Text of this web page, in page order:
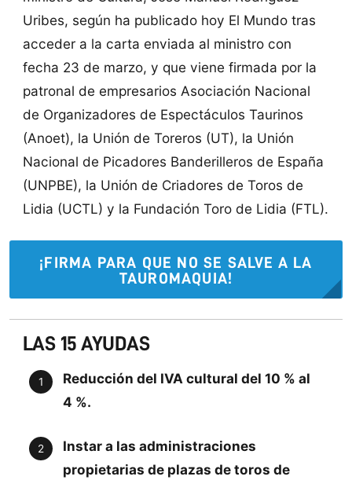
Uribes, según ha publicado hoy El Mundo tras
acceder a la carta enviada al ministro con
fecha 23 de marzo, y que viene firmada por la
patronal de empresarios Asociación Nacional
de Organizadores de Espectáculos Taurinos
(Anoet), la Unión de Toreros (UT), la Unión
Nacional de Picadores Banderilleros de España
(UNPBE), la Unión de Criadores de Toros de
Lidia (UCTL) y la Fundación Toro de Lidia (FTL).
¡FIRMA PARA QUE NO SE SALVE A LA
TAUROMAQUIA!
LAS 15 AYUDAS
Reducción del IVA cultural del 10 % al
4 %.
Instar a las administraciones
propietarias de plazas de toros de